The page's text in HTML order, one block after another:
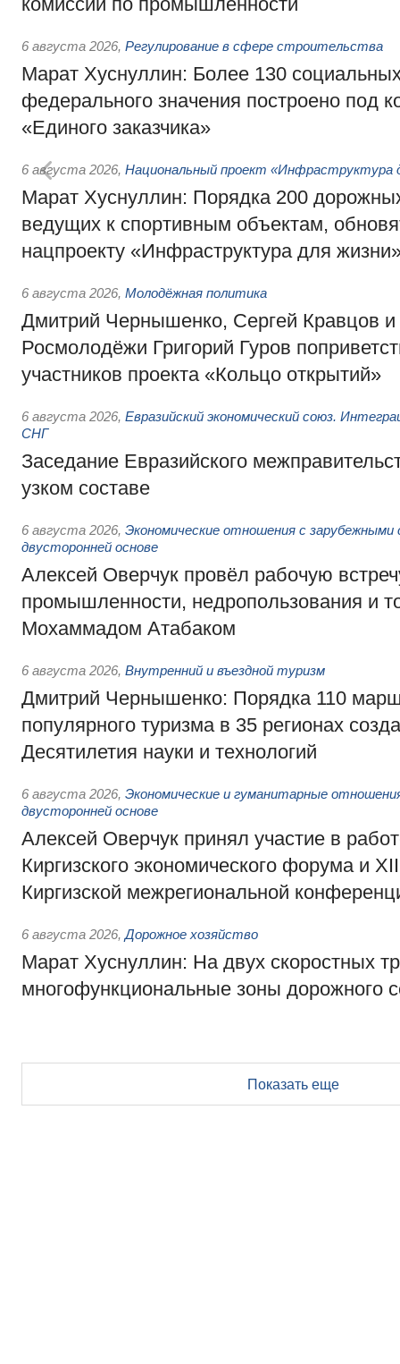
6 августа 2026, Регулирование в сфере строительства
Марат Хуснуллин: Более 130
федерального значения построено под
«Единого заказчика»
6 августа 2026, Национальный проект «Инфраструктура
Марат Хуснуллин: Порядка 200
ведущих к спортивным объектам,
нацпроекту «Инфраструктура для
6 августа 2026, Молодёжная политика
Дмитрий Чернышенко, Сергей Кравцов и
Росмолодёжи Григорий Гуров
участников проекта «Кольцо открытий»
6 августа 2026, Евразийский экономический союз.
СНГ
Заседание Евразийского
узком составе
6 августа 2026, Экономические отношения с
двусторонней основе
Алексей Оверчук провёл рабочую
промышленности, недропользования и
Мохаммадом Атабаком
6 августа 2026, Внутренний и въездной туризм
Дмитрий Чернышенко: Порядка 110
популярного туризма в 35 регионах
Десятилетия науки и технологий
6 августа 2026, Экономические и гуманитарные
двусторонней основе
Алексей Оверчук принял участие в
Киргизского экономического форума и
Киргизской межрегиональной
6 августа 2026, Дорожное хозяйство
Марат Хуснуллин: На двух скоростных
многофункциональные зоны дорожного
Показать еще